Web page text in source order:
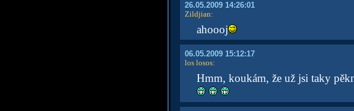
26.05.2009 14:26:01
Zildjian:
ahoooj
06.05.2009 15:12:17
los losos:
Hmm, koukám, že už jsi taky